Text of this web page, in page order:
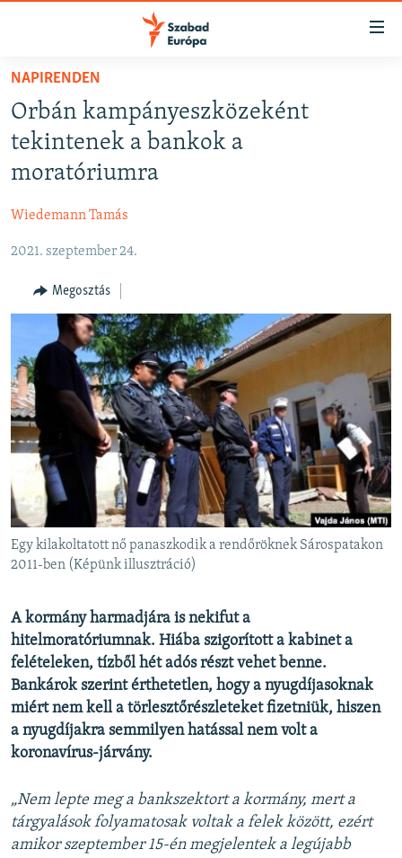
Akadálymentes
Ugrás
fő
oldalra
tartalomjegyzékre
NAPIRENDEN
AKTUÁLIS
PODCASTOK
ELEMZŐ
NER15
SZABADON
TÁRSADALOM
DEMOKRÁCIA
A PÉNZ NYOMÁBAN
EURÓPAI UNIÓ
VILÁG
KLÍMAVÁLTOZÁS
A MÚLT TANULSÁGAI
KÖVESSEN MINKET!
Valamennyi RFE/RL weboldal
NAPIRENDEN
Orbán kampányeszközeként
tekintenek a bankok a
moratóriumra
Wiedemann Tamás
2021. szeptember 24.
Megosztás
Egy kilakoltatott nő panaszkodik a rendőröknek Sárospatakon
2011-ben (Képünk illusztráció)
A kormány harmadjára is nekifut a
hitelmoratóriumnak. Hiába szigorított a kabinet a
felételeken, tízből hét adós részt vehet benne.
Bankárok szerint érthetetlen, hogy a nyugdíjasoknak
miért nem kell a törlesztőrészleteket fizetniük, hiszen
a nyugdíjakra semmilyen hatással nem volt a
koronavírus-járvány.
„Nem lepte meg a bankszektort a kormány, mert a
tárgyalások folyamatosak voltak a felek között, ezért
amikor szeptember 15-én megjelentek a legújabb